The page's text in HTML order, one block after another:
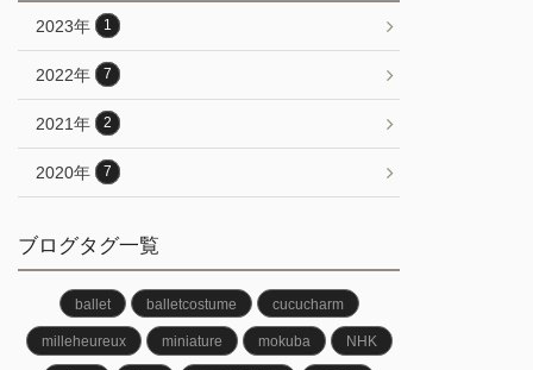
2023年 1
2022年 7
2021年 2
2020年 7
ブログタグ一覧
ballet balletcostume cucucharm
milleheureux miniature mokuba NHK